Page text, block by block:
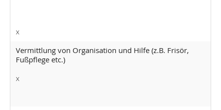
x
Vermittlung von Organisation und Hilfe (z.B. Frisör,
Fußpflege etc.)
x